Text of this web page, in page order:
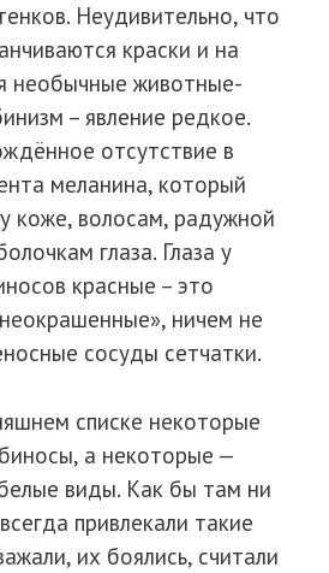
Неудивительно, что
краски и на
необычные животные-
– явление редкое.
отсутствие в
меланина, который
коже, волосам, радужной
глаза. Глаза у
красные – это
ничем не
сосуды сетчатки.
списке некоторые
а некоторые —
виды. Как бы там ни
привлекали такие
их боялись, считали